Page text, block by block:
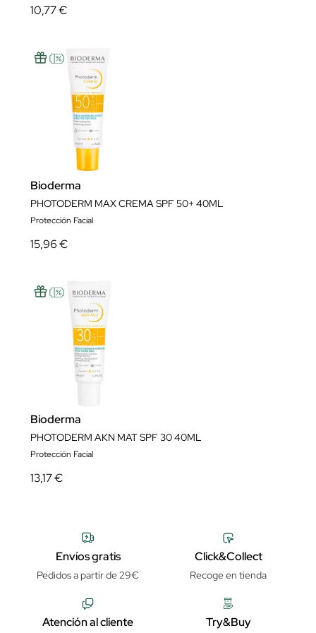
10,77 €
Bioderma
PHOTODERM MAX CREMA SPF 50+ 40ML
Protección Facial
15,96 €
Bioderma
PHOTODERM AKN MAT SPF 30 40ML
Protección Facial
13,17 €
Envíos gratis
Pedidos a partir de 29€
Click&Collect
Recoge en tienda
Atención al cliente Try&Buy